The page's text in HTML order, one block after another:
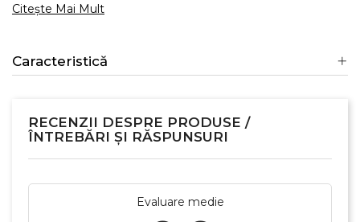
Citește Mai Mult
Caracteristică
RECENZII DESPRE PRODUSE /
ÎNTREBĂRI ȘI RĂSPUNSURI
Evaluare medie